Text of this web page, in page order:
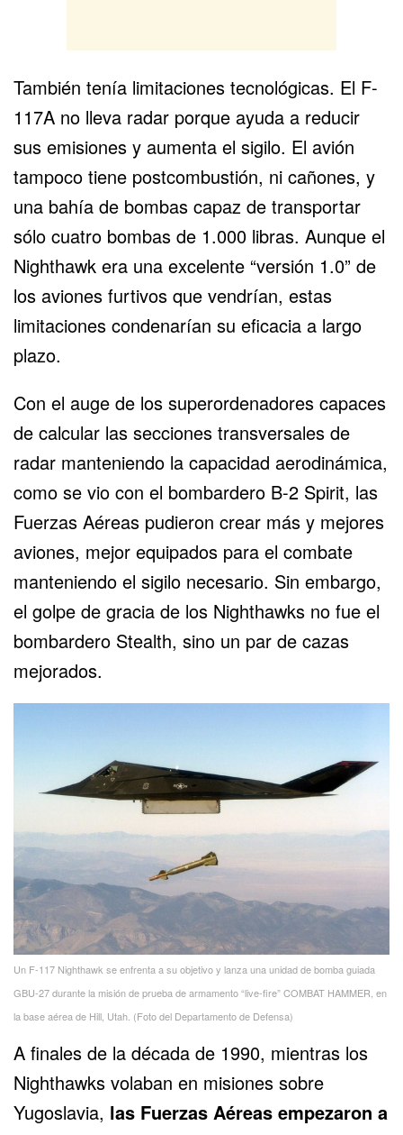
También tenía limitaciones tecnológicas. El F-
117A no lleva radar porque ayuda a reducir
sus emisiones y aumenta el sigilo. El avión
tampoco tiene postcombustión, ni cañones, y
una bahía de bombas capaz de transportar
sólo cuatro bombas de 1.000 libras. Aunque el
Nighthawk era una excelente “versión 1.0” de
los aviones furtivos que vendrían, estas
limitaciones condenarían su eficacia a largo
plazo.
Con el auge de los superordenadores capaces
de calcular las secciones transversales de
radar manteniendo la capacidad aerodinámica,
como se vio con el bombardero B-2 Spirit, las
Fuerzas Aéreas pudieron crear más y mejores
aviones, mejor equipados para el combate
manteniendo el sigilo necesario. Sin embargo,
el golpe de gracia de los Nighthawks no fue el
bombardero Stealth, sino un par de cazas
mejorados.
Un F-117 Nighthawk se enfrenta a su objetivo y lanza una unidad de bomba guiada
GBU-27 durante la misión de prueba de armamento “live-fire” COMBAT HAMMER, en
la base aérea de Hill, Utah. (Foto del Departamento de Defensa)
A finales de la década de 1990, mientras los
Nighthawks volaban en misiones sobre
Yugoslavia, las Fuerzas Aéreas empezaron a